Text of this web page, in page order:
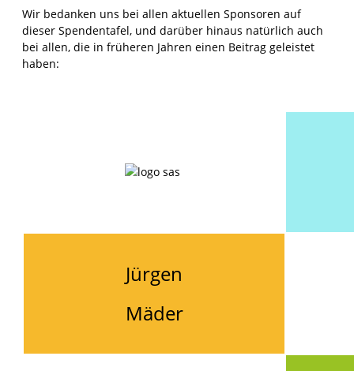
Wir bedanken uns bei allen aktuellen Sponsoren auf
dieser Spendentafel, und darüber hinaus natürlich auch
bei allen, die in früheren Jahren einen Beitrag geleistet
haben:
Jürgen
Mäder